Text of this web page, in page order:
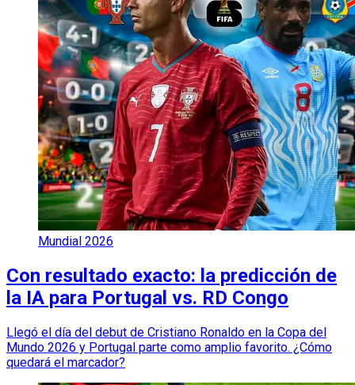
Mundial 2026
Con resultado exacto: la predicción de
la IA para Portugal vs. RD Congo
Llegó el día del debut de Cristiano Ronaldo en la Copa del
Mundo 2026 y Portugal parte como amplio favorito. ¿Cómo
quedará el marcador?